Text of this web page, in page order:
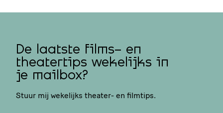
De laatste films- en
theatertips wekelijks in
je mailbox?
Stuur mij wekelijks theater- en filmtips.